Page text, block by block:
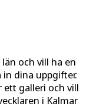
och vill ha en
in dina uppgifter.
ett galleri och vill
i Kalmar